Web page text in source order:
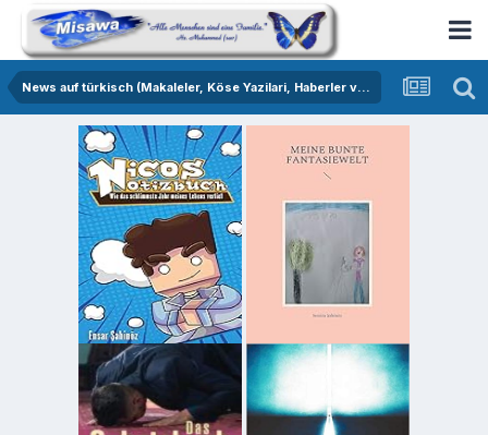
News auf türkisch (Makaleler, Köse Yazilari, Haberler vs.)